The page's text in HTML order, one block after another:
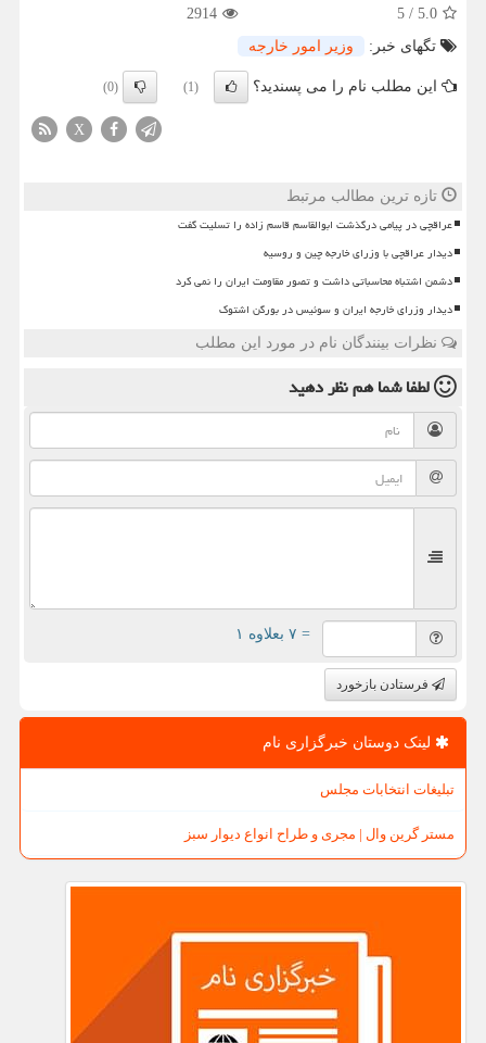
5.0
/
5
2914
تگهای خبر:
وزیر امور خارجه
این مطلب نام را می پسندید؟ (1)
(0)
X
تازه ترین مطالب مرتبط
عراقچی در پیامی درگذشت ابوالقاسم قاسم زاده را تسلیت گفت
دیدار عراقچی با وزرای خارجه چین و روسیه
دشمن اشتباه محاسباتی داشت و تصور مقاومت ایران را نمی کرد
دیدار وزرای خارجه ایران و سوئیس در بورگن اشتوک
نظرات بینندگان نام در مورد این مطلب
لطفا شما همنظر دهید
= ۷ بعلاوه ۱
فرستادن بازخورد
لینک دوستان خبرگزاری نام
تبلیغات انتخابات مجلس
مستر گرین وال | مجری و طراح انواع دیوار سبز